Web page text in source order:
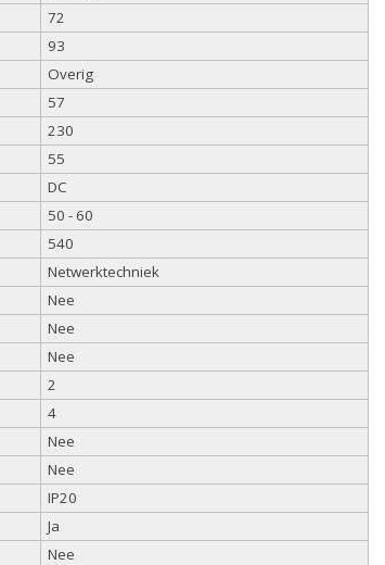
72
93
Overig
57
230
55
DC
50 - 60
540
Netwerktechniek
Nee
Nee
Nee
2
4
Nee
Nee
IP20
Ja
Nee